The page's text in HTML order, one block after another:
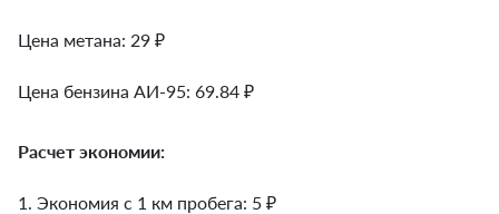
Цена метана: 29 ₽
Цена бензина АИ-95: 69.84 ₽
Расчет экономии:
1. Экономия с 1 км пробега: 5 ₽